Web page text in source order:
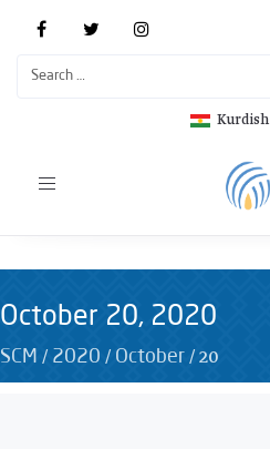
Kurdish
Toggle
October 20, 2020
SCM / 2020 / October /20